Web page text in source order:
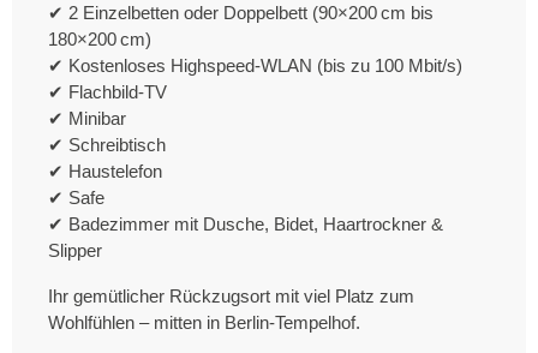
✔ 2 Einzelbetten oder Doppelbett (90×200 cm bis
180×200 cm)
✔ Kostenloses Highspeed-WLAN (bis zu 100 Mbit/s)
✔ Flachbild-TV
✔ Minibar
✔ Schreibtisch
✔ Haustelefon
✔ Safe
✔ Badezimmer mit Dusche, Bidet, Haartrockner &
Slipper
Ihr gemütlicher Rückzugsort mit viel Platz zum
Wohlfühlen – mitten in Berlin-Tempelhof.